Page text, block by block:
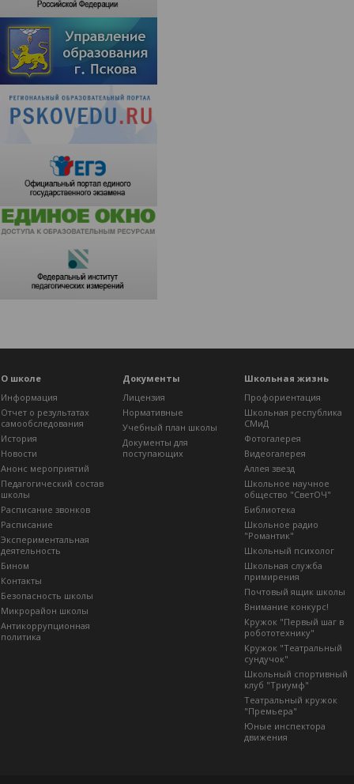
О школе
Информация
Отчет о результатах
самообследования
История
Новости
Анонс мероприятий
Педагогический состав
школы
Расписание звонков
Расписание
Экспериментальная
деятельность
Бином
Контакты
Безопасность школы
Микрорайон школы
Антикоррупционная
политика
Документы
Лицензия
Нормативные
Учебный план школы
Документы для
поступающих
Школьная жизнь
Профориентация
Школьная республика
СМиД
Фотогалерея
Видеогалерея
Аллея звезд
Школьное научное
общество "СветОЧ"
Библиотека
Школьное радио
"Романтик"
Школьный психолог
Школьная служба
примирения
Почтовый ящик школы
Внимание конкурс!
Кружок "Первый шаг в
робототехнику"
Кружок "Театральный
сундучок"
Школьный спортивный
клуб "Триумф"
Театральный кружок
"Премьера"
Юные инспектора
движения